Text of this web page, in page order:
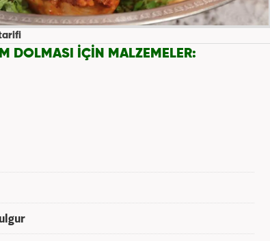
tarifi
DOLMASI İÇİN MALZEMELER: